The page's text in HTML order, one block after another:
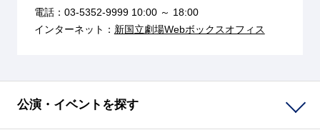
電話： 03-5352-999910:00 ～ 18:00
インターネット： 新国立劇場Webボックスオフィス
公演・イベントを探す